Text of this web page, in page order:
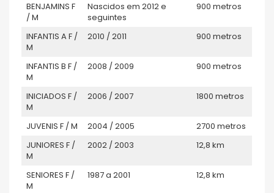
BENJAMINS F
/ M
Nascidos em 2012 e
seguintes
900 metros
INFANTIS A F /
M
2010 / 2011 900 metros
INFANTIS B F /
M
2008 / 2009 900 metros
INICIADOS F /
M
2006 / 2007 1800 metros
JUVENIS F / M 2004 / 2005
2700 metros
JUNIORES F /
M
2002 / 2003 12,8 km
SENIORES F /
M
1987 a 2001 12,8 km